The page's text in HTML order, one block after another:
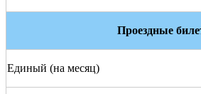
Проездные
Единый (на месяц)